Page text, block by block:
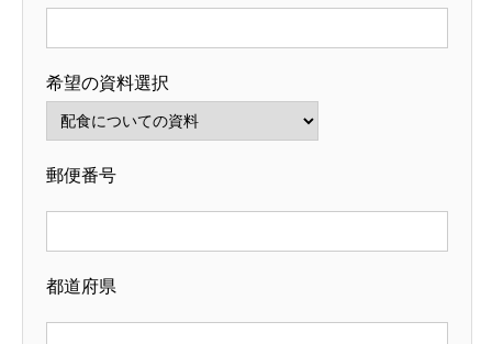
希望の資料選択
郵便番号
都道府県